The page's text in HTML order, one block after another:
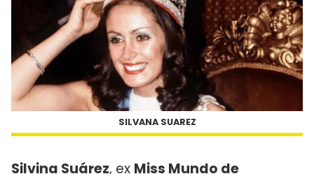
SILVANA SUAREZ
Silvina Suárez, ex Miss Mundo de